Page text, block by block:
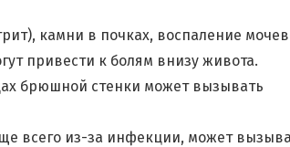
камни в почках, воспаление
привести к болям внизу живота.
брюшной стенки может вызывать
всего из-за инфекции, может